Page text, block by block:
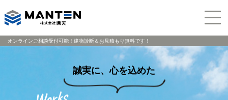
オンラインご相談受付可能！建物診断＆お見積もり無料です！
誠実に、心を込めた